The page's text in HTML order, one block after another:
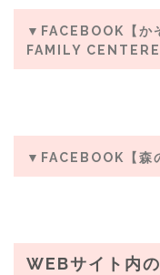
▼FACEBOOK【
FAMILY
▼FACEBOOK【森
WEBサイト内